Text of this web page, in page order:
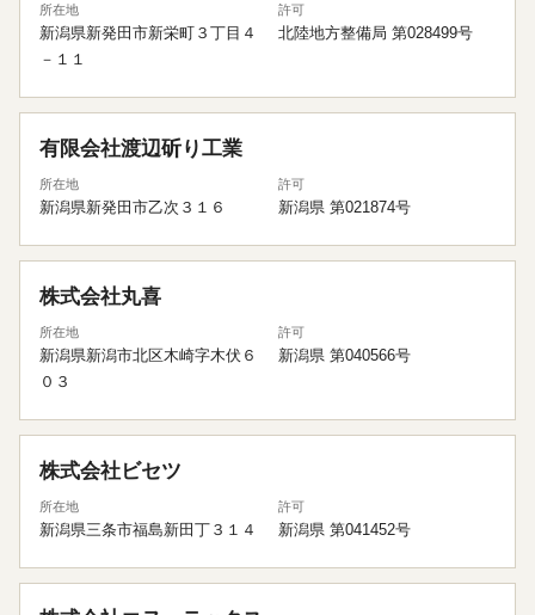
所在地
新潟県新発田市新栄町３丁目４
－１１
許可
北陸地方整備局 第028499号
有限会社渡辺斫り工業
所在地
新潟県新発田市乙次３１６
許可
新潟県 第021874号
株式会社丸喜
所在地
新潟県新潟市北区木崎字木伏６
０３
許可
新潟県 第040566号
株式会社ビセツ
所在地
新潟県三条市福島新田丁３１４
許可
新潟県 第041452号